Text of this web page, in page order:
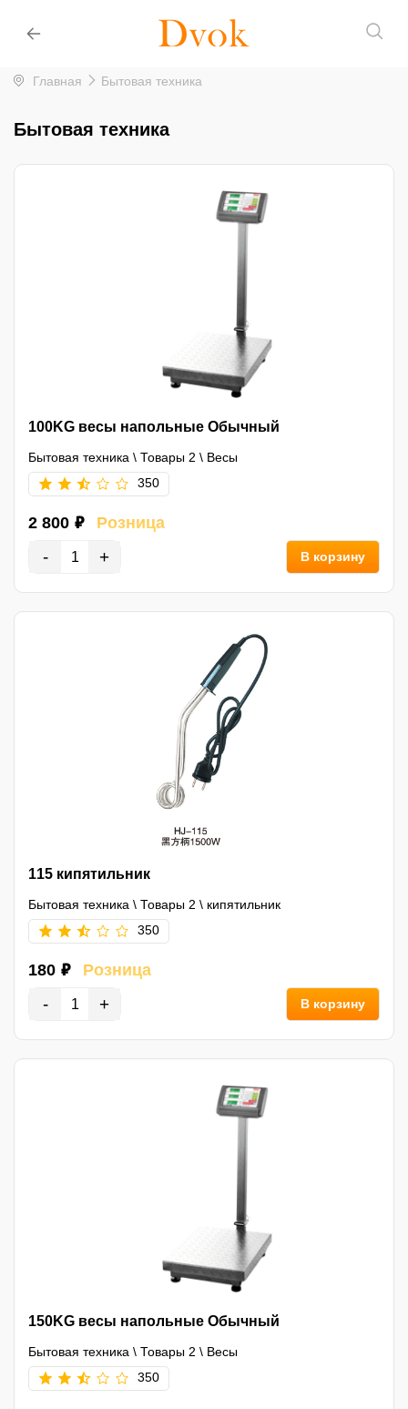
Главная Бытовая техника
Бытовая техника
100KG весы напольные Обычный
Бытовая техника \ Товары 2 \ Весы
350
2 800 ₽ Розница
- + В корзину
115 кипятильник
Бытовая техника \ Товары 2 \ кипятильник
350
180 ₽ Розница
- + В корзину
150KG весы напольные Обычный
Бытовая техника \ Товары 2 \ Весы
350